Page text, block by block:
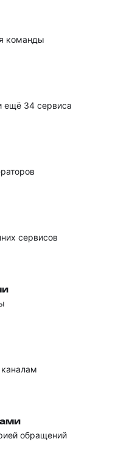
команды
ещё 34 cервиса
сервисов
обращений